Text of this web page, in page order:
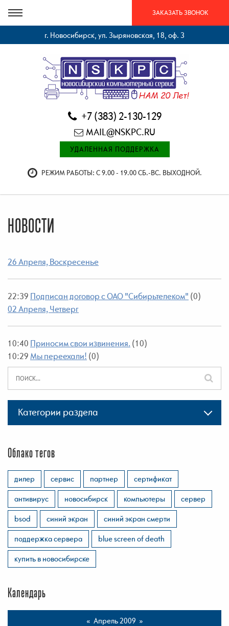
ЗАКАЗАТЬ ЗВОНОК
г. Новосибирск, ул. Зыряновская, 18, оф. 3
+7 (383) 2-130-129
MAIL@NSKPC.RU
УДАЛЕННАЯ ПОДДЕРЖКА
РЕЖИМ РАБОТЫ: С 9.00 - 19.00 СБ.-ВС. ВЫХОДНОЙ.
НОВОСТИ
26 Апреля, Воскресенье
22:39 Подписан договор с ОАО "Сибирьтелеком" (0)
02 Апреля, Четверг
10:40 Приносим свои извинения. (10)
10:29Мы переехали! (0)
Категории раздела
Облако тегов
дилер сервис партнер
сертификат
антивирус
новосибирск компьютеры
сервер
bsod
синий экран
синий экран смерти
поддержка сервера
blue screen of death
купить в новосибирске
Календарь
« Апрель 2009 »